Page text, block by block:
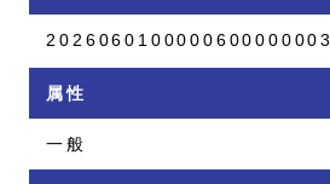
2026060100000600000003
属性
一般